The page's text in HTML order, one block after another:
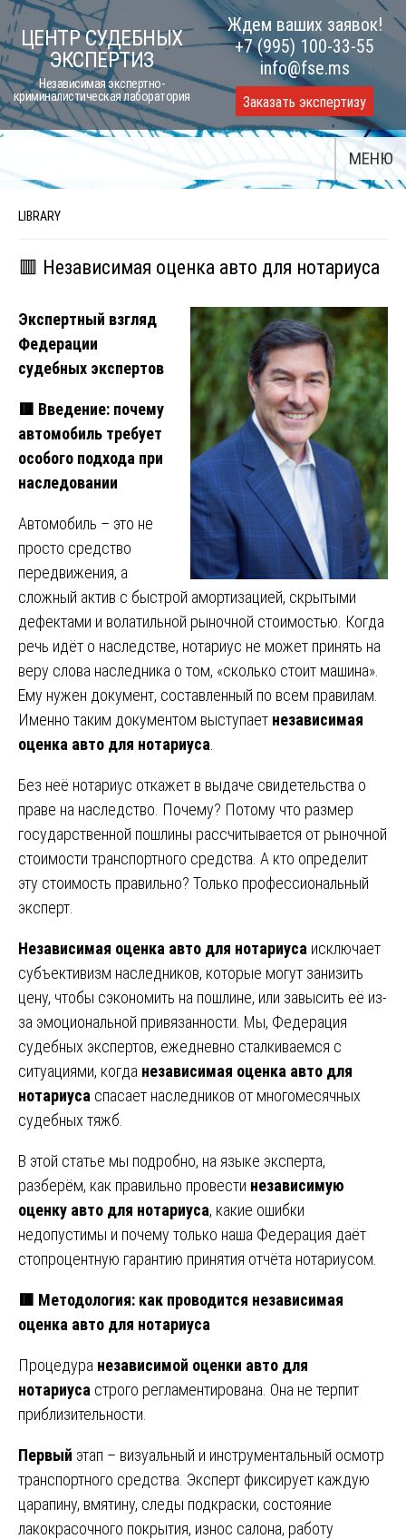
Skip
to
content
ЦЕНТР СУДЕБНЫХ
ЭКСПЕРТИЗ
Независимая экспертно-
криминалистическая лаборатория
Ждем ваших заявок!
+7 (995) 100-33-55
info@fse.ms
Заказать экспертизу
МЕНЮ
LIBRARY
🟥 Независимая оценка авто для нотариуса
Экспертный взгляд
Федерации
судебных экспертов
🟥 Введение: почему
автомобиль требует
особого подхода при
наследовании
Автомобиль – это не
просто средство
передвижения, а
сложный актив с быстрой амортизацией, скрытыми
дефектами и волатильной рыночной стоимостью. Когда
речь идёт о наследстве, нотариус не может принять на
веру слова наследника о том, «сколько стоит машина».
Ему нужен документ, составленный по всем правилам.
Именно таким документом выступает независимая
оценка авто для нотариуса
Без неё нотариус откажет в выдаче свидетельства о
праве на наследство. Почему? Потому что размер
государственной пошлины рассчитывается от рыночной
стоимости транспортного средства. А кто определит
эту стоимость правильно? Только профессиональный
эксперт.
Независимая оценка авто для нотариуса исключает
субъективизм наследников, которые могут занизить
цену, чтобы сэкономить на пошлине, или завысить её из-
за эмоциональной привязанности. Мы, Федерация
судебных экспертов, ежедневно сталкиваемся с
ситуациями, когда независимая оценка авто для
нотариуса спасает наследников от многомесячных
судебных тяжб.
В этой статье мы подробно, на языке эксперта,
разберём, как правильно провести независимую
оценку авто для нотариуса, какие ошибки
недопустимы и почему только наша Федерация даёт
стопроцентную гарантию принятия отчёта нотариусом.
🟥 Методология: как проводится независимая
оценка авто для нотариуса
Процедура независимой оценки авто для
нотариуса строго регламентирована. Она не терпит
приблизительности.
Первый этап – визуальный и инструментальный осмотр
транспортного средства. Эксперт фиксирует каждую
царапину, вмятину, следы подкраски, состояние
лакокрасочного покрытия, износ салона, работу